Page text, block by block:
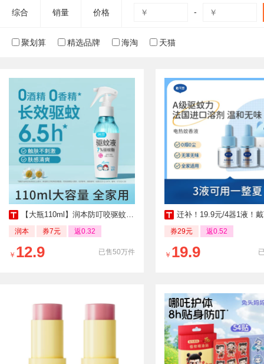
综合 销量 价格 -
聚划算 精选品牌 海淘 天猫
【大瓶110ml】润本防叮咬驱蚊喷雾
润本 券7元 返0.32
已售50万件
￥ 12.9
迁补！19.9元/4器1液！戴可思电
券29元 返0.52
￥ 19.9